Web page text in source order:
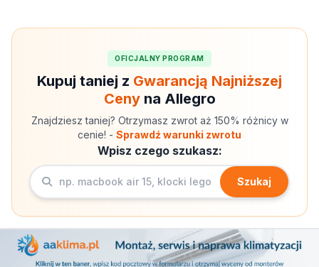
OFICJALNY PROGRAM
Kupuj taniej z Gwarancją Najniższej
Cenyna Allegro
Znajdziesz taniej? Otrzymasz zwrot aż 150% różnicy w
cenie! - Sprawdź warunki zwrotu
Wpisz czego szukasz:
Szukaj